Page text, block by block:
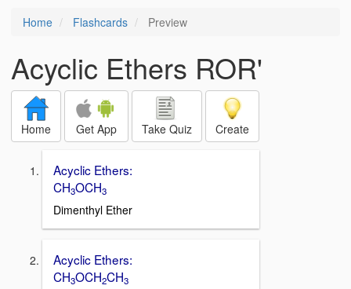
Home Flashcards Preview
Acyclic Ethers ROR'
Home Get App Take Quiz Create
Acyclic Ethers:
CH3OCH3
Dimenthyl Ether
Acyclic Ethers:
CH3OCH2CH3